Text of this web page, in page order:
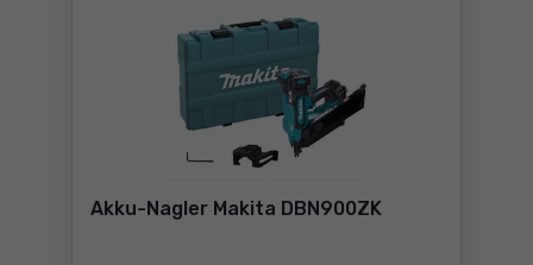
Akku-Nagler Makita DBN900ZK